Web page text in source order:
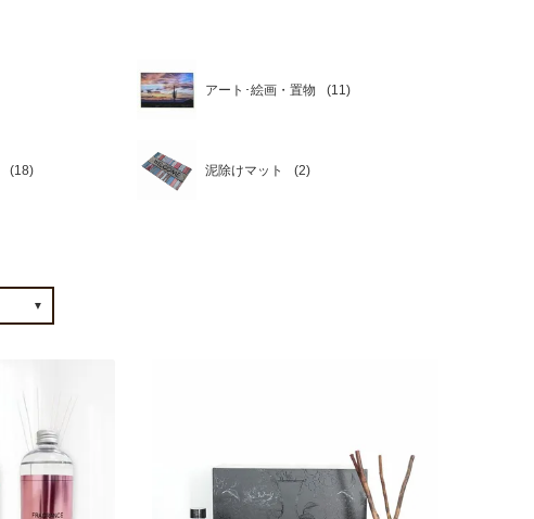
アート･絵画・置物
泥除けマット